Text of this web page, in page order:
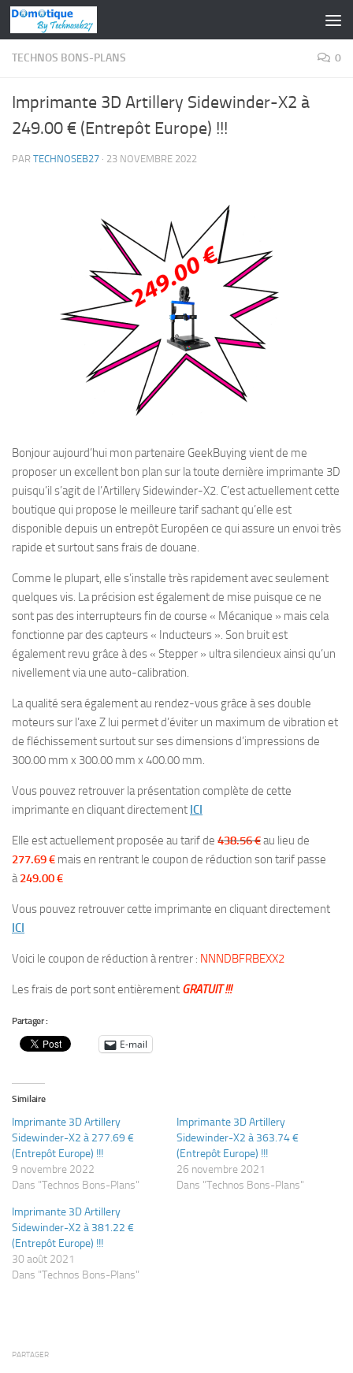
Skip to content
TECHNOS BONS-PLANS 0
Imprimante 3D Artillery Sidewinder-X2 à
249.00 € (Entrepôt Europe) !!!
PAR TECHNOSEB27 · 23 NOVEMBRE 2022
Bonjour aujourd’hui mon partenaire GeekBuying vient de me
proposer un excellent bon plan sur la toute dernière imprimante 3D
puisqu’il s’agit de l’Artillery Sidewinder-X2. C’est actuellement cette
boutique qui propose le meilleure tarif sachant qu’elle est
disponible depuis un entrepôt Européen ce qui assure un envoi très
rapide et surtout sans frais de douane.
Comme le plupart, elle s’installe très rapidement avec seulement
quelques vis. La précision est également de mise puisque ce ne
sont pas des interrupteurs fin de course « Mécanique » mais cela
fonctionne par des capteurs « Inducteurs ». Son bruit est
également revu grâce à des « Stepper » ultra silencieux ainsi qu’un
nivellement via une auto-calibration.
La qualité sera également au rendez-vous grâce à ses double
moteurs sur l’axe Z lui permet d’éviter un maximum de vibration et
de fléchissement surtout sur ses dimensions d’impressions de
300.00 mm x 300.00 mm x 400.00 mm.
Vous pouvez retrouver la présentation complète de cette
imprimante en cliquant directement ICI
Elle est actuellement proposée au tarif de 438.56 €au lieu de
277.69 € mais en rentrant le coupon de réduction son tarif passe
à249.00 €
Vous pouvez retrouver cette imprimante en cliquant directement
ICI
Voici le coupon de réduction à rentrer : NNNDBFRBEXX2
Les frais de port sont entièrement GRATUIT !!!
Partager :
E-mail
Similaire
Imprimante 3D Artillery
Sidewinder-X2 à 277.69 €
(Entrepôt Europe) !!!
9 novembre 2022
Dans "Technos Bons-Plans"
Imprimante 3D Artillery
Sidewinder-X2 à 363.74 €
(Entrepôt Europe) !!!
26 novembre 2021
Dans "Technos Bons-Plans"
Imprimante 3D Artillery
Sidewinder-X2 à 381.22 €
(Entrepôt Europe) !!!
30 août 2021
Dans "Technos Bons-Plans"
PARTAGER